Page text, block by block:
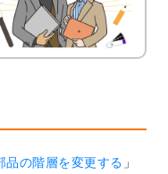
品の階層を変更する 」